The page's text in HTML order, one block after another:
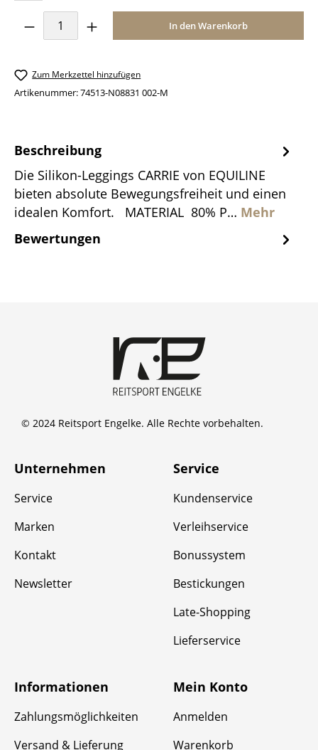
Produkt Anzahl: Gib den gewünschten
In den Warenkorb
Zum Merkzettel hinzufügen
Artikenummer:74513-N08831 002-M
Beschreibung
Die Silikon-Leggings CARRIE von EQUILINE
bieten absolute Bewegungsfreiheit und einen
idealen Komfort. MATERIAL 80% P… Mehr
Bewertungen
© 2024 Reitsport Engelke. Alle Rechte vorbehalten.
Unternehmen
Service
Marken
Kontakt
Newsletter
Service
Kundenservice
Verleihservice
Bonussystem
Bestickungen
Late-Shopping
Lieferservice
Informationen
Zahlungsmöglichkeiten
Versand & Lieferung
Mein Konto
Anmelden
Warenkorb